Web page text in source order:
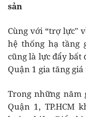
sản
Cùng với “trợ lực"
hệ thống hạ tầng
cũng là lực đẩy bất
Quận 1 gia tăng
Trong những năm
Quận 1, TP.HCM